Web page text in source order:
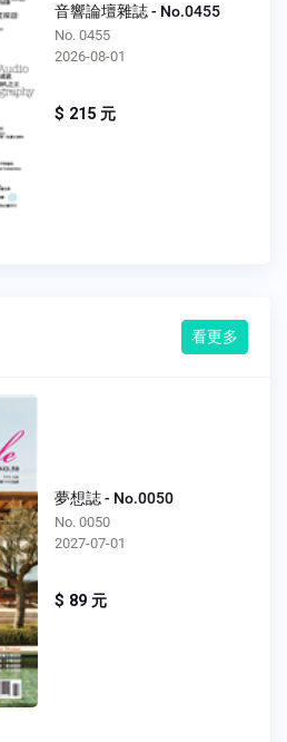
音響論壇雜誌 - No.0455
No. 0455
2026-08-01
$ 215 元
看更多
夢想誌 - No.0050
No. 0050
2027-07-01
$ 89 元